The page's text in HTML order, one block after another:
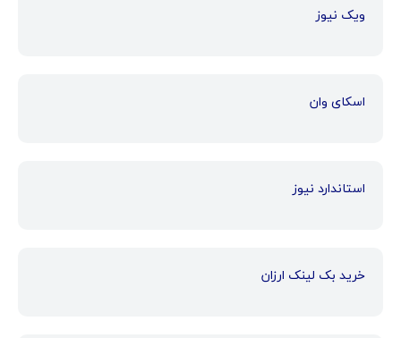
ویک نیوز
اسکای وان
استاندارد نیوز
خرید بک لینک ارزان